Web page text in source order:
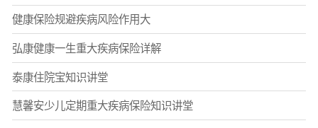
健康保险规避疾病风险作用大
弘康健康一生重大疾病保险详解
泰康住院宝知识讲堂
慧馨安少儿定期重大疾病保险知识讲堂